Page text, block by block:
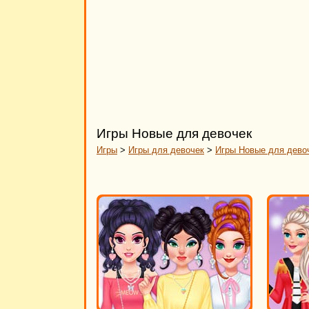
Игры Новые для девочек
Игры > Игры для девочек > Игры Новые для